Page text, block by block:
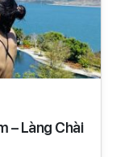
– Làng Chài